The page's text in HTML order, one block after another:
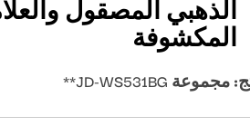
المكشوفة
مجموعة JD-WS531BG**